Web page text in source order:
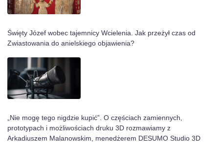
Święty Józef wobec tajemnicy Wcielenia. Jak przeżył czas od
Zwiastowania do anielskiego objawienia?
„Nie mogę tego nigdzie kupić”. O częściach zamiennych,
prototypach i możliwościach druku 3D rozmawiamy z
Arkadiuszem Malanowskim, menedżerem DESUMO Studio 3D